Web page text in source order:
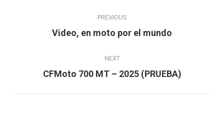
navigation
PREVIOUS
Previous
Video, en moto por el mundo
NEXT
Next
CFMoto 700 MT – 2025 (PRUEBA)